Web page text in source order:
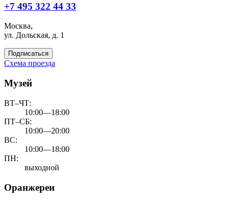
+7 495 322 44 33
Москва,
ул. Дольская, д. 1
Подписаться
Схема проезда
Музей
ВТ–ЧТ:
10:00—18:00
ПТ–СБ:
10:00—20:00
ВС:
10:00—18:00
ПН:
выходной
Оранжереи